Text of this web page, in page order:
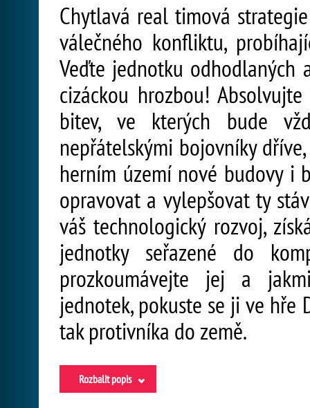
Chytlavá real timová
válečného konfliktu,
Veďte jednotku odhodlaných
cizáckou hrozbou!
bitev, ve kterých bude
nepřátelskými bojovníky
herním území nové budovy i
opravovat a vylepšovat ty
váš technologický rozvoj,
jednotky seřazené do
prozkoumávejte jej a
jednotek, pokuste se ji ve hře
tak protivníka do země.
Rozbalit popis